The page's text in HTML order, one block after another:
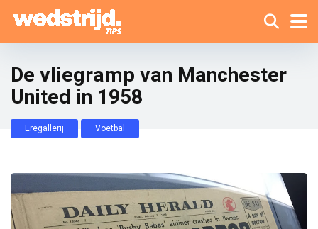
De vliegramp van Manchester
United in 1958
Eregallerij Voetbal